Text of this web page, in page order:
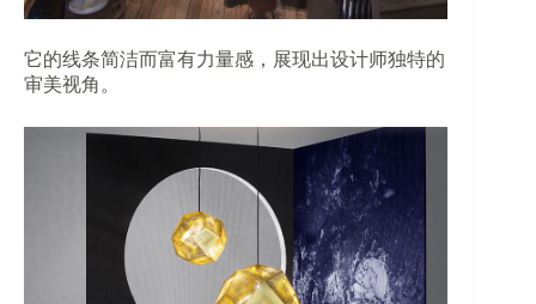
它的线条简洁而富有力量感，展现出设计师独特的
审美视角。